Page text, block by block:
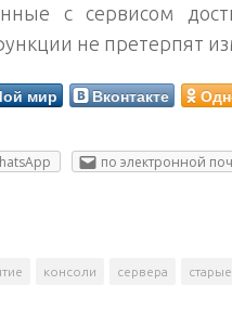
с сервисом
не претерпят
мир Вконтакте
по электронной
консоли сервера